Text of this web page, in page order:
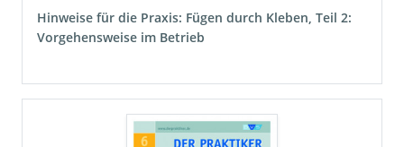
Hinweise für die Praxis: Fügen durch Kleben, Teil 2:
Vorgehensweise im Betrieb